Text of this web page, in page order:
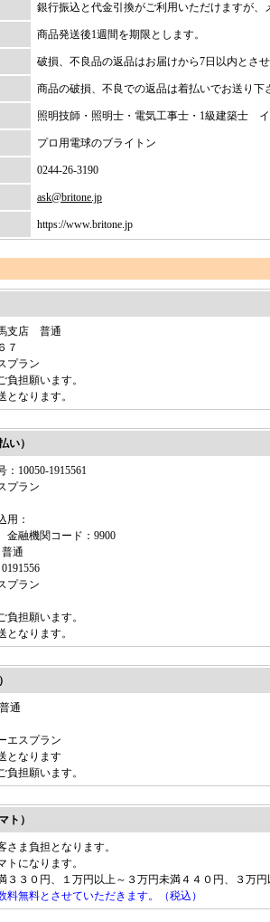
銀行振込と代金引換がご利用いただけますが、
商品発送後1週間を期限とします。
破損、不良品の返品はお届けから7日以内とさせ
商品の破損、不良での返品は着払いでお送り下
照明技師・照明士・電気工事士・1級建築士 イ
プロ用電球のブライトン
0244-26-3190
ask@britone.jp
https://www.britone.jp
支店 普通
７
プラン
担願います。
となります。
い）
10050-1915561
プラン
用：
融機関コード：9900
通
プラン
担願います。
となります。
通
エスプラン
となります
担願います。
ト）
ま負担となります。
になります。
３３０円、１万円以上～３万円未満４４０円、３万円
料無料とさせていただきます。（税込）